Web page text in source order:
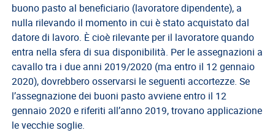
COMMISSIONE
DI
CERTIFICAZIONE
EVENTI
AREA
RISERVATA
buono pasto al beneficiario (lavoratore dipendente), a
nulla rilevando il momento in cui è stato acquistato dal
datore di lavoro. È cioè rilevante per il lavoratore quando
entra nella sfera di sua disponibilità. Per le assegnazioni a
cavallo tra i due anni 2019/2020 (ma entro il 12 gennaio
2020), dovrebbero osservarsi le seguenti accortezze. Se
l’assegnazione dei buoni pasto avviene entro il 12
gennaio 2020 e riferiti all’anno 2019, trovano applicazione
le vecchie soglie.